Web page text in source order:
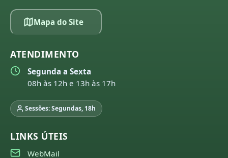
Mapa do Site
ATENDIMENTO
Segunda a Sexta
08h às 12h e 13h às 17h
Sessões: Segundas, 18h
LINKS ÚTEIS
WebMail